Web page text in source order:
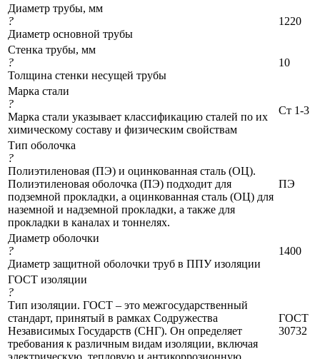
Диаметр трубы, мм
?
Диаметр основной трубы
1220
Стенка трубы, мм
?
Толщина стенки несущей трубы
10
Марка стали
?
Марка стали указывает классификацию сталей по их
химическому составу и физическим свойствам
Ст 1-3
Тип оболочка
?
Полиэтиленовая (ПЭ) и оцинкованная сталь (ОЦ).
Полиэтиленовая оболочка (ПЭ) подходит для
подземной прокладки, а оцинкованная сталь (ОЦ) для
наземной и надземной прокладки, а также для
прокладки в каналах и тоннелях.
ПЭ
Диаметр оболочки
?
Диаметр защитной оболочки труб в ППУ изоляции
1400
ГОСТ изоляции
?
Тип изоляции. ГОСТ – это межгосударственный
стандарт, принятый в рамках Содружества
Независимых Государств (СНГ). Он определяет
требования к различным видам изоляции, включая
ГОСТ
30732